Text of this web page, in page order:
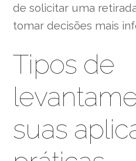
de solicitar uma
tomar decisões mais
Tipos de
suas